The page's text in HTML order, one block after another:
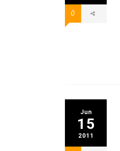
0
Jun
15
2011